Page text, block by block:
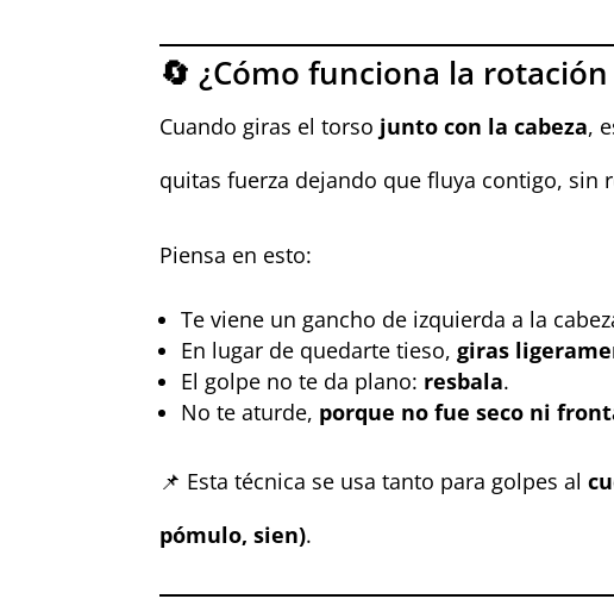
🔄 ¿Cómo funciona la
Cuando giras el torso junto con la cabeza,
quitas fuerza dejando que fluya contigo, sin
Piensa en esto:
Te viene un gancho de izquierda a la
En lugar de quedarte tieso,giras
El golpe no te da plano: resbala.
No te aturde, porque no fue seco ni
📌 Esta técnica se usa tanto para golpes al
pómulo, sien).